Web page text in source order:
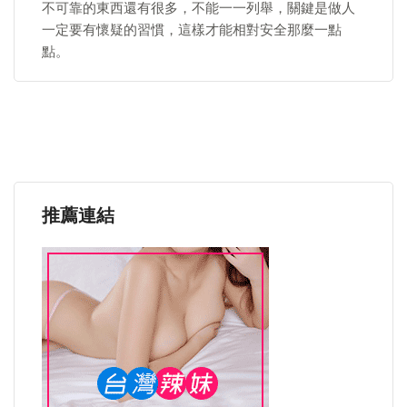
不可靠的東西還有很多，不能一一列舉，關鍵是做人
一定要有懷疑的習慣，這樣才能相對安全那麼一點
點。
推薦連結